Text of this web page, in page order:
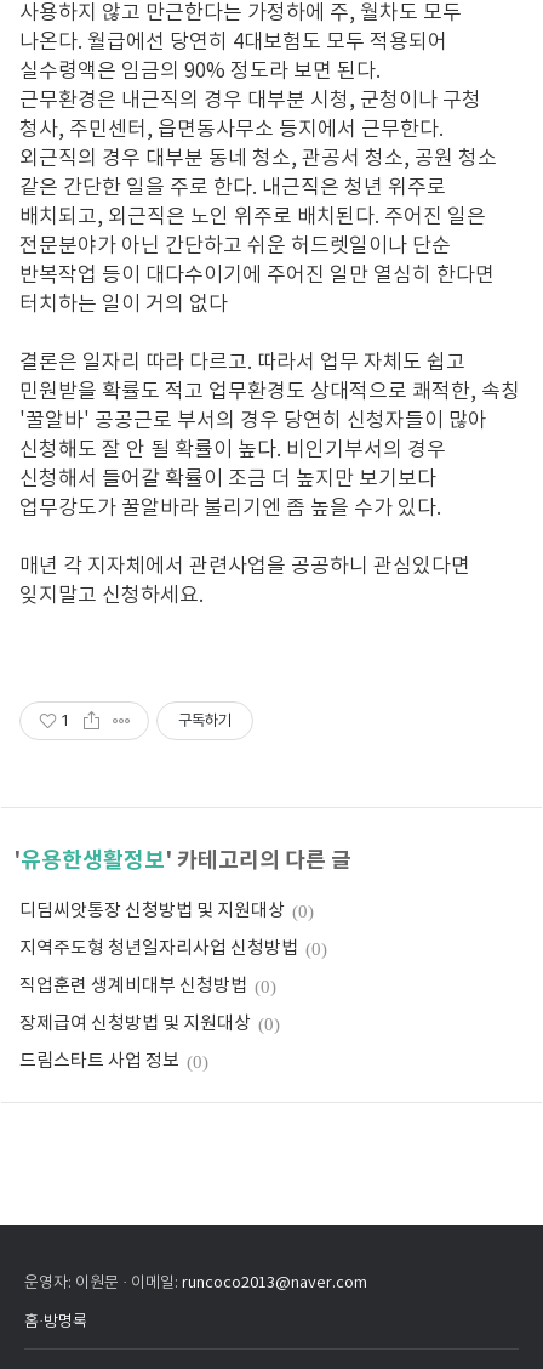
사용하지 않고 만근한다는 가정하에 주, 월차도 모두
나온다. 월급에선 당연히 4대보험도 모두 적용되어
실수령액은 임금의 90% 정도라 보면 된다.
근무환경은 내근직의 경우 대부분 시청 , 군청이나 구청
청사, 주민센터 , 읍면동사무소 등지에서 근무한다.
외근직의 경우 대부분 동네 청소, 관공서 청소, 공원 청소
같은 간단한 일을 주로 한다. 내근직은 청년 위주로
배치되고, 외근직은 노인 위주로 배치된다. 주어진 일은
전문분야가 아닌 간단하고 쉬운 허드렛일이나 단순
반복작업 등이 대다수이기에 주어진 일만 열심히 한다면
터치하는 일이 거의 없다
결론은 일자리 따라 다르고. 따라서 업무 자체도 쉽고
민원받을 확률도 적고 업무환경도 상대적으로 쾌적한, 속칭
'꿀알바' 공공근로 부서의 경우 당연히 신청자들이 많아
신청해도 잘 안 될 확률이 높다. 비인기부서의 경우
신청해서 들어갈 확률이 조금 더 높지만 보기보다
업무강도가 꿀알바라 불리기엔 좀 높을 수가 있다.
매년 각 지자체에서 관련사업을 공공하니 관심있다면
잊지말고 신청하세요.
1 구독하기
'유용한생활정보' 카테고리의 다른 글
디딤씨앗통장 신청방법 및 지원대상 (0)
지역주도형 청년일자리사업 신청방법 (0)
직업훈련 생계비대부 신청방법 (0)
장제급여 신청방법 및 지원대상 (0)
드림스타트 사업 정보 (0)
운영자: 이원문 · 이메일: runcoco2013@naver.com
홈·방명록